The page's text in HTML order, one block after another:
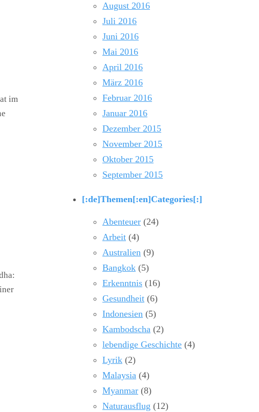
im
August 2016
Juli 2016
Juni 2016
Mai 2016
April 2016
März 2016
Februar 2016
Januar 2016
Dezember 2015
November 2015
Oktober 2015
September 2015
[:de]Themen[:en]Categories[:]
Abenteuer (24)
Arbeit (4)
Australien (9)
Bangkok (5)
Erkenntnis (16)
Gesundheit (6)
Indonesien (5)
Kambodscha (2)
lebendige Geschichte (4)
Lyrik (2)
Malaysia (4)
Myanmar (8)
Naturausflug (12)